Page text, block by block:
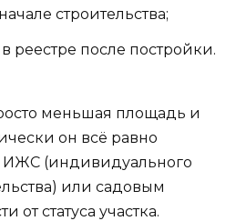
строительства;
реестре после постройки.
меньшая площадь и
он всё равно
ИЖС (индивидуального
или садовым
от статуса участка.